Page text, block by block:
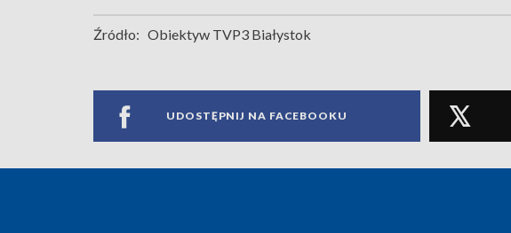
Źródło: Obiektyw TVP3 Białystok
UDOSTĘPNIJ NA FACEBOOKU